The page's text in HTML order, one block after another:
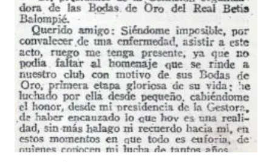
ECONÓMICA
REAL
BETIS
BALOMPIÉ.-56ANIVERSARIO.